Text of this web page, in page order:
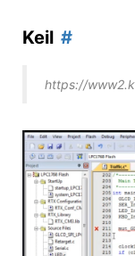
Keil
https://